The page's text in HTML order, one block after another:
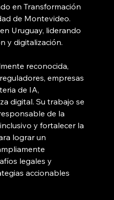
en Transformación
de Montevideo.
Uruguay, liderando
y digitalización.
reconocida,
empresas
de IA,
digital. Su trabajo se
de la
y fortalecer la
lograr un
legales y
accionables